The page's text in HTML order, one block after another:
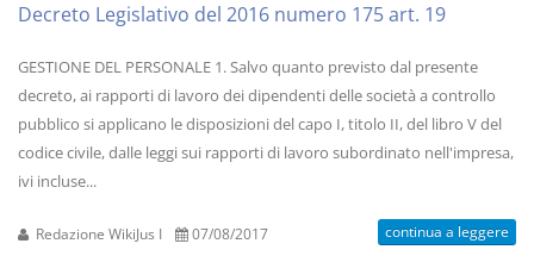
Decreto Legislativo del 2016 numero 175 art. 19
GESTIONE DEL PERSONALE 1. Salvo quanto previsto dal presente
decreto, ai rapporti di lavoro dei dipendenti delle società a controllo
pubblico si applicano le disposizioni del capo I, titolo II, del libro V del
codice civile, dalle leggi sui rapporti di lavoro subordinato nell'impresa,
ivi incluse...
Redazione WikiJus I 07/08/2017 continua a leggere